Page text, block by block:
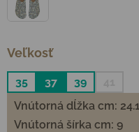
Veľkosť
35 37 39
Vnútorná dĺžka cm: 24.1
Vnútorná šírka cm: 9